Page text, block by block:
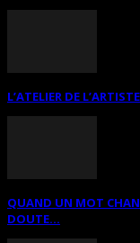
L’ATELIER DE
QUAND UN MOT
DOUTE...